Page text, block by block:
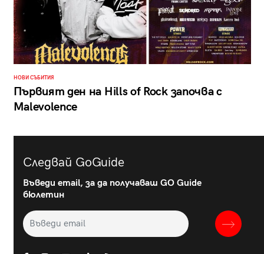
НОВИ СЪБИТИЯ
Първият ден на Hills of Rock започва с
Malevolence
Следвай GoGuide
Въведи email, за да получаваш GO Guide
бюлетин